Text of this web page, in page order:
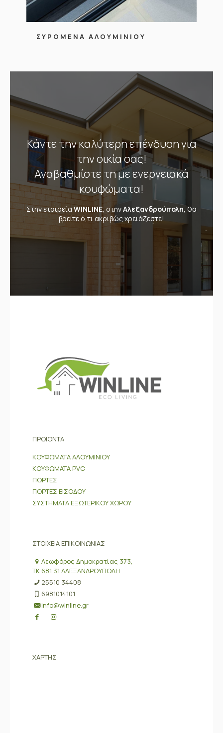
ΣΥΡΟΜΕΝΑ ΑΛΟΥΜΙΝΙΟΥ
Κάντε την καλύτερη επένδυση για
την οικία σας!
Αναβαθμίστε τη με ενεργειακά
κουφώματα!
Στην εταιρεία WINLINE , στηνΑλεξανδρούπολη , θα
βρείτε ό,τι ακριβώς χρειάζεστε!
ΠΡΟΪΟΝΤΑ
ΚΟΥΦΩΜΑΤΑ ΑΛΟΥΜΙΝΙΟΥ
ΚΟΥΦΩΜΑΤΑ PVC
ΠΟΡΤΕΣ
ΠΟΡΤΕΣ ΕΙΣΟΔΟΥ
ΣΥΣΤΗΜΑΤΑ ΕΞΩΤΕΡΙΚΟΥ ΧΩΡΟΥ
ΣΤΟΙΧΕΙΑ ΕΠΙΚΟΙΝΩΝΙΑΣ
Λεωφόρος Δημοκρατίας 373,
ΤΚ 681 31 ΑΛΕΞΑΝΔΡΟΥΠΟΛΗ
25510 34408
6981014101
info@winline.gr
ΧΑΡΤΗΣ